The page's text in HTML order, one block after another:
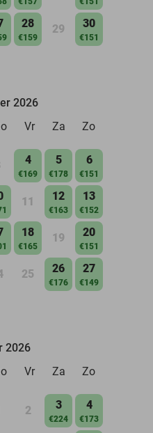
28
€159
29 30
€151
2026
Vr Za Zo
4
€169
5
€178
6
€151
11 12
€163
13
€152
18
€165
19 20
€151
25 26
€176
27
€149
2026
Vr Za Zo
2 3
€224
4
€173